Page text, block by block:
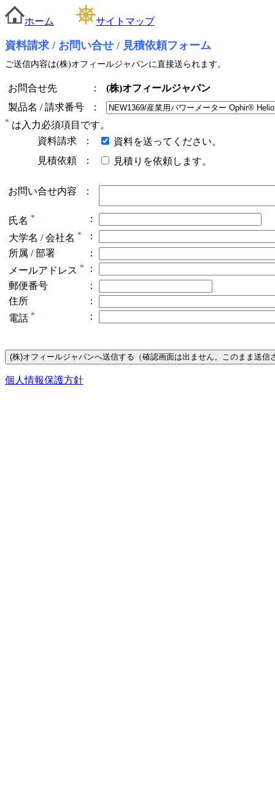
ホーム サイトマップ
資料請求 / お問い合せ / 見積依頼フォーム
ご送信内容は(株)オフィールジャパンに直接送られます。
お問合せ先 ：
(株)オフィールジャパン
製品名 / 請求番号
：
* は入力必須項目です。
資料請求
：
資料を送ってください。
見積依頼
： 見積りを依頼します。
お問い合せ内容 ：
氏名 *
：
大学名 / 会社名 *
：
所属 / 部署
：
メールアドレス *
：
郵便番号
：
住所
：
電話 * ：
個人情報保護方針